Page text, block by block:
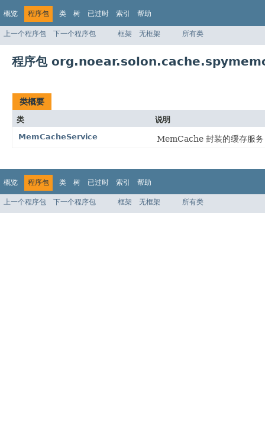
概览 程序包 类 树 已过时 索引 帮助
上一个程序包 下一个程序包 框架 无框架 所有类
程序包
类概要
类
说明
MemCacheService
MemCache 封装的缓存服务
概览 程序包 类 树 已过时 索引 帮助
上一个程序包 下一个程序包 框架 无框架 所有类